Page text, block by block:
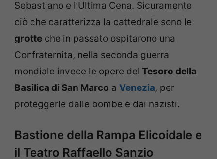
Sebastiano e l’Ultima Cena. Sicuramente
ciò che caratterizza la cattedrale sono le
grotte che in passato ospitarono una
Confraternita, nella seconda guerra
mondiale invece le opere del Tesoro della
Basilica di San Marco a Venezia, per
proteggerle dalle bombe e dai nazisti.
Bastione della Rampa Elicoidale e
il Teatro Raffaello Sanzio